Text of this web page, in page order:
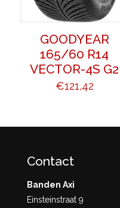
GOODYEAR
165/60 R14
VECTOR-4S G2
€121,42
Contact
Banden Axi
Einsteinstraat 9